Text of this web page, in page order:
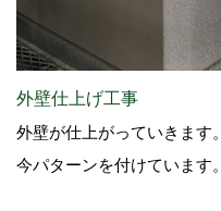
外壁仕上げ工事
外壁が仕上がっていきます。
今パターンを付けています。